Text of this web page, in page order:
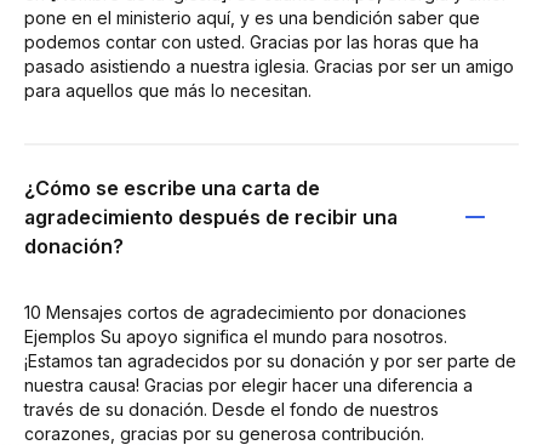
pone en el ministerio aquí, y es una bendición saber que
podemos contar con usted. Gracias por las horas que ha
pasado asistiendo a nuestra iglesia. Gracias por ser un amigo
para aquellos que más lo necesitan.
¿Cómo se escribe una carta de
agradecimiento después de recibir una
donación?
10 Mensajes cortos de agradecimiento por donaciones
Ejemplos Su apoyo significa el mundo para nosotros.
¡Estamos tan agradecidos por su donación y por ser parte de
nuestra causa! Gracias por elegir hacer una diferencia a
través de su donación. Desde el fondo de nuestros
corazones, gracias por su generosa contribución.